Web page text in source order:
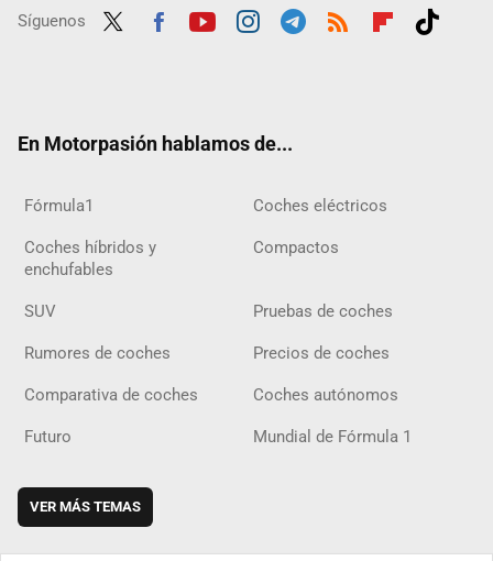
Síguenos
En Motorpasión hablamos de...
Fórmula1 Coches eléctricos
Coches híbridos y
enchufables
Compactos
SUV Pruebas de coches
Rumores de coches Precios de coches
Comparativa de coches Coches autónomos
Futuro Mundial de Fórmula 1
VER MÁS TEMAS